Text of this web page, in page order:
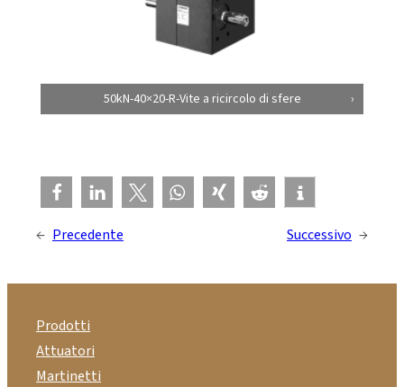
50kN-40×20-R-Vite a ricircolo di sfere
← Precedente Successivo →
Prodotti
Attuatori
Martinetti